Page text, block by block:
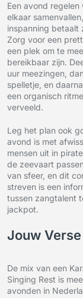
Een avond
elkaar
inspanning betaalt
Zorg voor een
een plek om te
bereikbaar zijn.
uur meezingen,
spelletje, en
een organisch
verveeld.
Leg het plan ook
avond is met
mensen uit in
de zeevaart
van sfeer, en dit
streven is een
tussen zangtalent
jackpot.
Jouw
De mix van een
Singing Rest is
avonden in